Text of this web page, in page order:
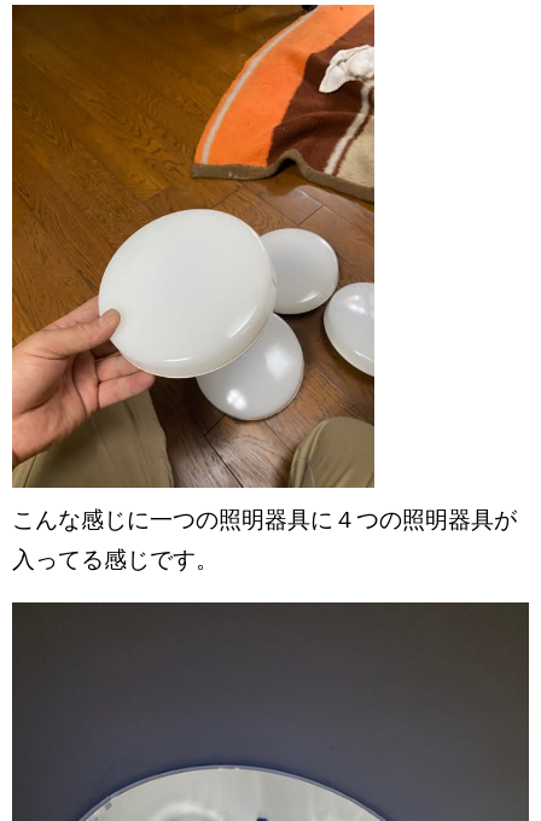
こんな感じに一つの照明器具に４つの照明器具が
入ってる感じです。